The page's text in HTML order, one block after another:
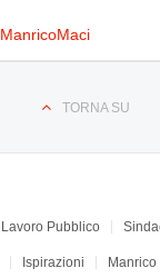
TORNA SU
Lavoro Pubblico
Ispirazioni Manrico